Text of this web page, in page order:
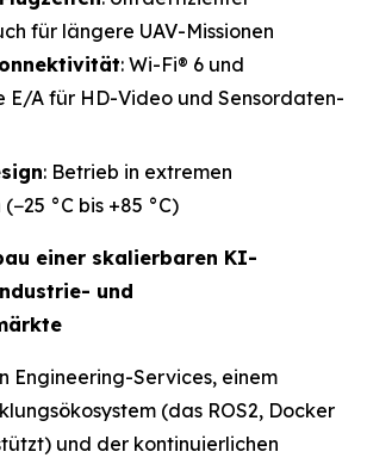
für längere UAV-Missionen
: Wi-Fi® 6 und
E/A für HD-Video und Sensordaten-
: Betrieb in extremen
°C bis +85 °C)
einer skalierbaren KI-
und
Engineering-Services, einem
(das ROS2, Docker
und der kontinuierlichen